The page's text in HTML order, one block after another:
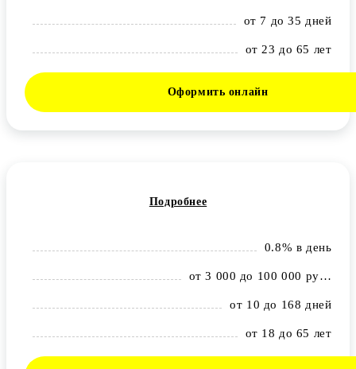
от 7 до 35 дней
от 23 до 65 лет
Оформить онлайн
Подробнее
0.8% в день
от 3 000 до 100 000 рублей
от 10 до 168 дней
от 18 до 65 лет